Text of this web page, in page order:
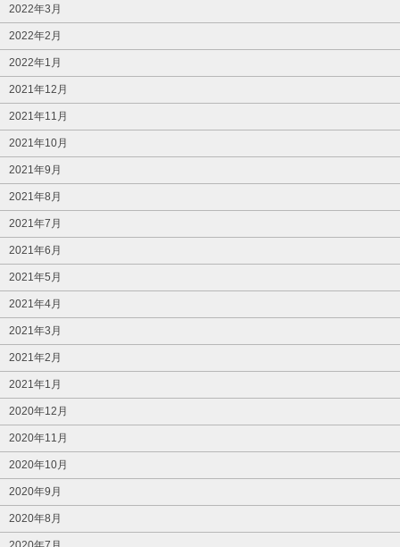
2022年3月
2022年2月
2022年1月
2021年12月
2021年11月
2021年10月
2021年9月
2021年8月
2021年7月
2021年6月
2021年5月
2021年4月
2021年3月
2021年2月
2021年1月
2020年12月
2020年11月
2020年10月
2020年9月
2020年8月